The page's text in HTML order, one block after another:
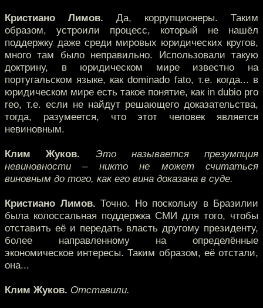
Кристиано Лимов. Да, коррупционеры. Таким
образом, устроили процесс, который не нашёл
поддержку даже среди мировых юридических кругов,
много там было неправильно. Использовали такую
доктрину, в юридическом мире известно на
португальском языке, как dominado fato, т.е. когда... в
юридическом мире есть такое понятие, как in dubio pro
reo, т.е. если не найдут решающего доказательства,
тогда, разумеется, что этот человек является
невиновным.
Клим Жуков. Это называется презумпция
невиновности – никто не может считаться
виновным до того, как его вина доказана в суде.
Кристиано Лимов. Точно. Но поскольку в Бразилии
была колоссальная поддержка СМИ для того, чтобы
отставить её и передать власть другому президенту,
более направленному на определённые
экономическое интересы. Таким образом, её отстали,
она...
Клим Жуков. Отставили.